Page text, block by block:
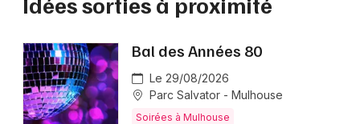
Bal des Années 80
Le 29/08/2026
Parc Salvator - Mulhouse
Soirées à Mulhouse